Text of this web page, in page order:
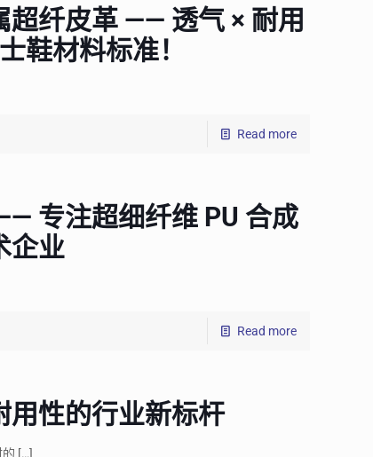
超纤皮革 —— 透气 × 耐用
鞋材料标准！
Read more
专注超细纤维 PU 合成
企业
Read more
用性的行业新标杆
[…]